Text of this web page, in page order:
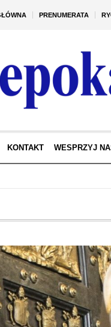
PRENUMERATA
KONTAKT WESPRZYJ